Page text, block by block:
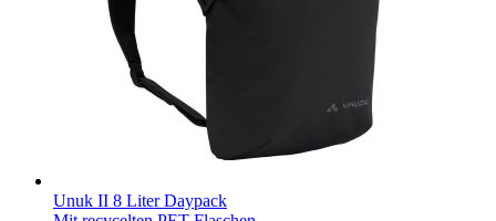
Unuk II 8 Liter Daypack